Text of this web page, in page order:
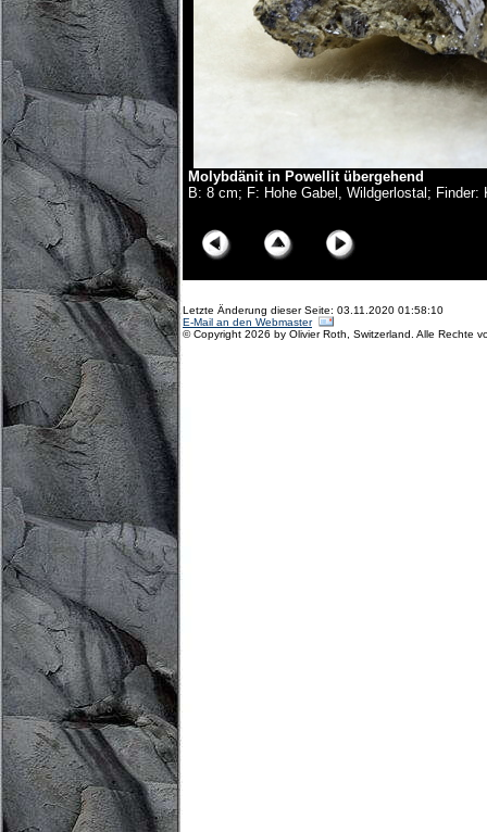
Molybdänit in Powellit übergehend
B: 8 cm; F: Hohe Gabel, Wildgerlostal; Finder:
Letzte Änderung dieser Seite: 03.11.2020 01:58:10
E-Mail an den Webmaster
© Copyright 2026 by Olivier Roth, Switzerland. Alle Rechte